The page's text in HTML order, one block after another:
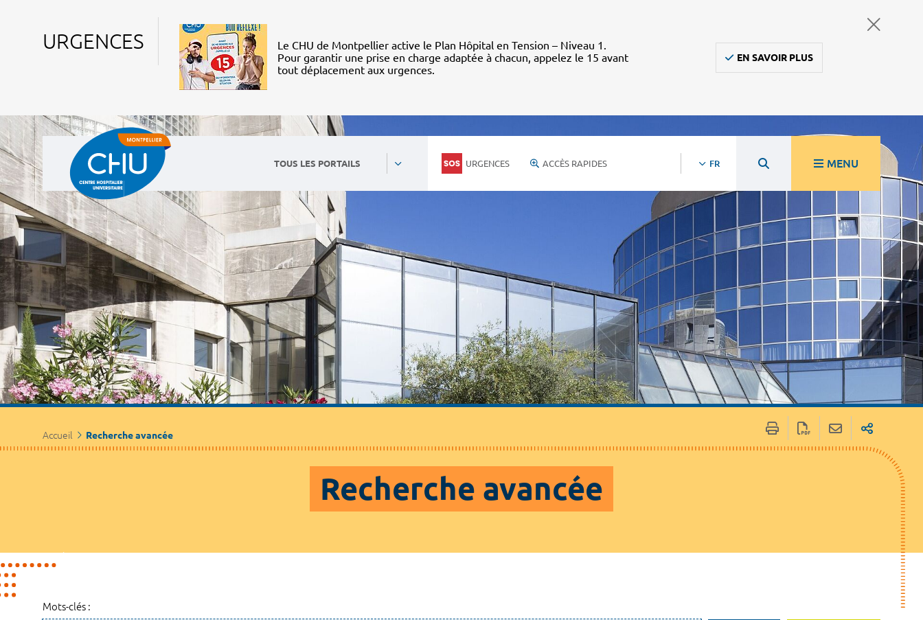
URGENCES
Le CHU de Montpellier active le Plan Hôpital en Tension – Niveau 1.
Pour garantir une prise en charge adaptée à chacun, appelez le 15 avant
tout déplacement aux urgences.
EN SAVOIR PLUS
TOUS LES PORTAILS URGENCES ACCÈS RAPIDES FR MENU
Accueil Recherche avancée
Recherche avancée
Mots-clés :